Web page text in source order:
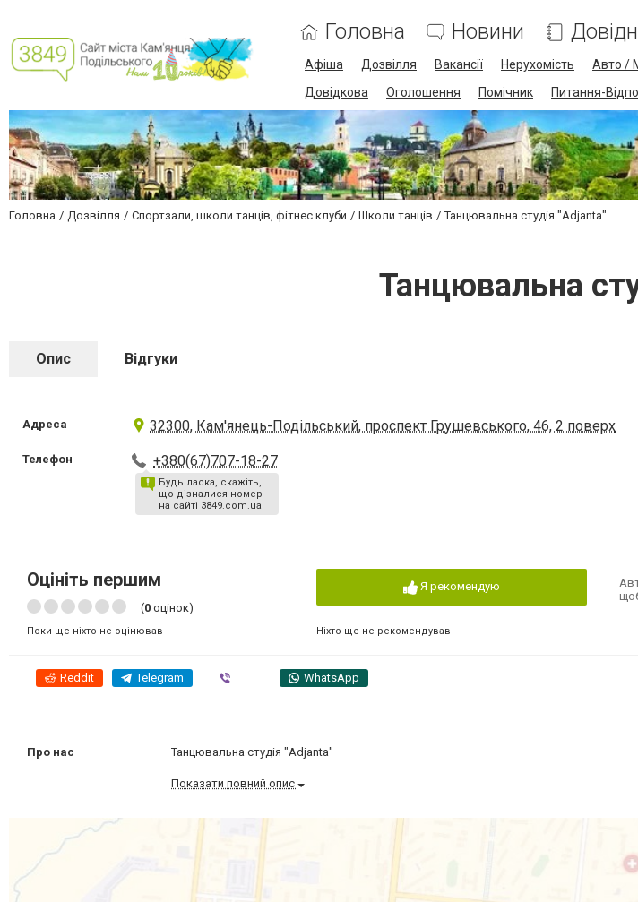
Головна Новини
Афіша Дозвілля Вакансії Нерухомість Авто /
Довідкова
Оголошення Помічник Питання-
Головна Дозвілля Спортзали, школи танців, фітнес клуби Школи танців Танцювальна студія "Adjanta"
Танцювальна
Опис Відгуки
Адреса 32300, Кам'янець-Подільський, проспект Грушевського, 46, 2 поверх
Телефон +380(67)707-18-27
Будь ласка, скажіть,
що дізналися номер
на сайті 3849.com.ua
Оцініть першим
(0 оцінок)
Поки ще ніхто не оцінював
Я рекомендую
Ніхто ще не рекомендував
Reddit Telegram WhatsApp
Про нас Танцювальна студія "Adjanta"
Показати повний опис